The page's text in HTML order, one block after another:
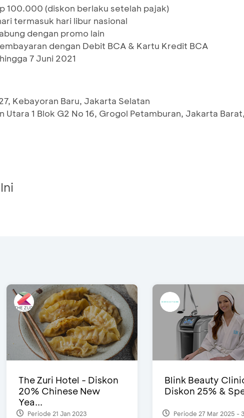
100.000 (diskon berlaku setelah pajak)
termasuk hari libur nasional
dengan promo lain
dengan Debit BCA & Kartu Kredit BCA
7 Juni 2021
Kebayoran Baru, Jakarta Selatan
Utara 1 Blok G2 No 16, Grogol Petamburan, Jakarta
The Zuri Hotel - Diskon
20% Chinese New
Yea...
Periode 21 Jan 2023
Blink Beauty
Diskon 25% &
Periode 27 Mar 2025 -